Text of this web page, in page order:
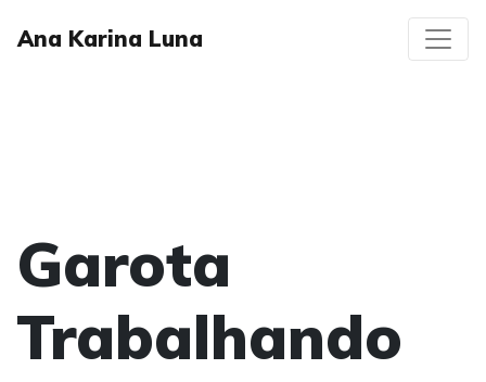
Ana Karina Luna
Garota
Trabalhando